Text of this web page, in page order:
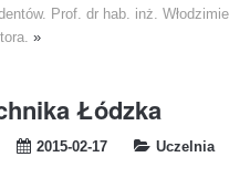
Prof. dr hab. inż.
»
Łódzka
2015-02-17 Uczelnia